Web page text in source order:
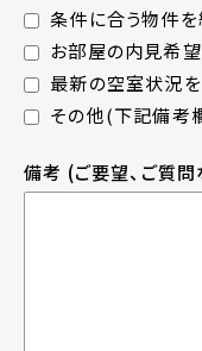
条件に合う物件
お部屋の内見希望
最新の空室状況
その他(下記備考
備考 (ご要望、ご質